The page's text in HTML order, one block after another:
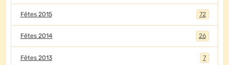
Fêtes 2015 72
Fêtes 2014 26
Fêtes 2013 7